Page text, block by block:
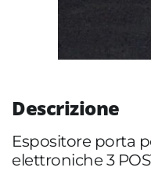
Descrizione
Espositore porta
elettroniche 3